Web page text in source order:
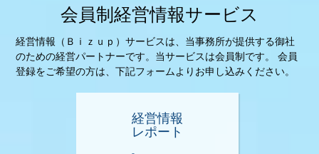
経営情報（Ｂｉｚｕｐ）サービスは、当事務所が提供する御社
登録をご希望の方は、下記フォームよりお申し込みください。
経営情報